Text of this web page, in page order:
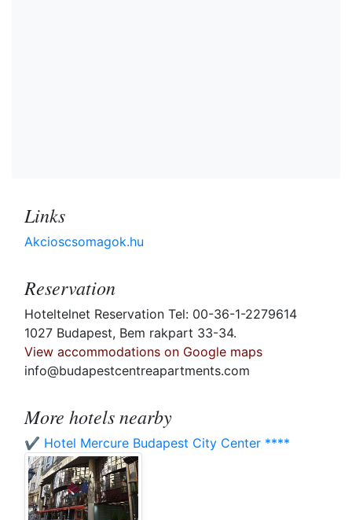
Links
Akcioscsomagok.hu
Reservation
Hoteltelnet Reservation Tel: 00-36-1-2279614
1027 Budapest, Bem rakpart 33-34.
View accommodations on Google maps
info@budapestcentreapartments.com
More hotels nearby
✔️ Hotel Mercure Budapest City Center ****